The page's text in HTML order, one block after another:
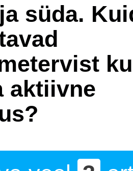
süda.
aktiivne